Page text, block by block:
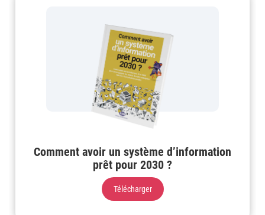
Comment avoir un système d’information
prêt pour 2030 ?
Télécharger